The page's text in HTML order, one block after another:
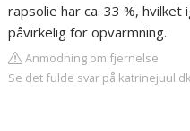
rapsolie har ca. 33 %,
påvirkelig for opvarmning.
Anmodning om fjernelse
Se det fulde svar på katrinejuul.dk